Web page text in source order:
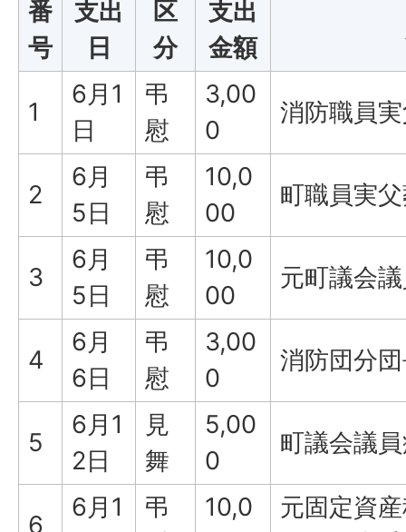
番
号
支出
日
区
分
支出
金額
1
6月1
日
弔
慰
3,00
0
消防職員
2
6月
5日
弔
慰
10,0
00
町職員実
3
6月
5日
弔
慰
10,0
00
元町議会
4
6月
6日
弔
慰
3,00
0
消防団分
5
6月1
2日
見
舞
5,00
0
町議会議
6
6月1
弔
10,0
元固定資